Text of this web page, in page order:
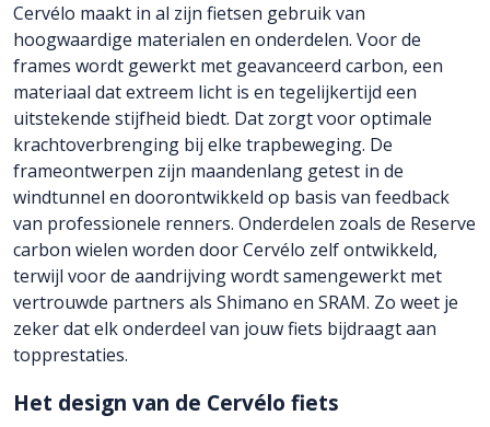
Cervélo maakt in al zijn fietsen gebruik van
hoogwaardige materialen en onderdelen. Voor de
frames wordt gewerkt met geavanceerd carbon, een
materiaal dat extreem licht is en tegelijkertijd een
uitstekende stijfheid biedt. Dat zorgt voor optimale
krachtoverbrenging bij elke trapbeweging. De
frameontwerpen zijn maandenlang getest in de
windtunnel en doorontwikkeld op basis van feedback
van professionele renners. Onderdelen zoals de Reserve
carbon wielen worden door Cervélo zelf ontwikkeld,
terwijl voor de aandrijving wordt samengewerkt met
vertrouwde partners als Shimano en SRAM. Zo weet je
zeker dat elk onderdeel van jouw fiets bijdraagt aan
topprestaties.
Het design van de Cervélo fiets